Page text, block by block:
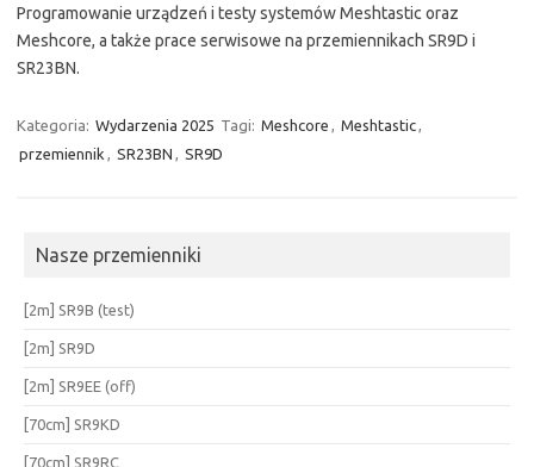
Programowanie urządzeń i testy systemów Meshtastic oraz
Meshcore, a także prace serwisowe na przemiennikach SR9D i
SR23BN.
Kategoria: Wydarzenia 2025 Tagi: Meshcore , Meshtastic,
przemiennik , SR23BN , SR9D
Nasze przemienniki
[2m] SR9B (test)
[2m] SR9D
[2m] SR9EE (off)
[70cm] SR9KD
[70cm] SR9RC